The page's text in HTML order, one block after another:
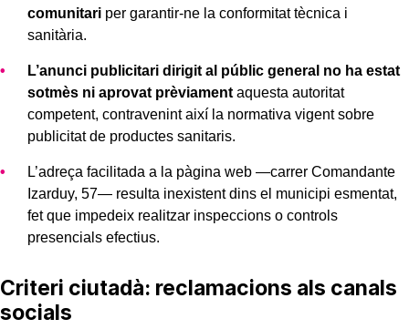
comunitari per garantir-ne la conformitat tècnica i
sanitària.
L’anunci publicitari dirigit al públic general no ha estat
sotmès ni aprovat prèviament aquesta autoritat
competent, contravenint així la normativa vigent sobre
publicitat de productes sanitaris.
L’adreça facilitada a la pàgina web —carrer Comandante
Izarduy, 57— resulta inexistent dins el municipi esmentat,
fet que impedeix realitzar inspeccions o controls
presencials efectius.
Criteri ciutadà: reclamacions als canals
socials